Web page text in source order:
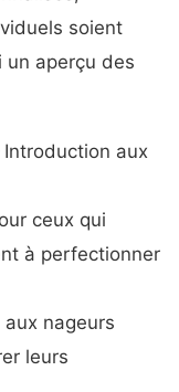
soient
un aperçu des
Introduction aux
ceux qui
à perfectionner
aux nageurs
leurs